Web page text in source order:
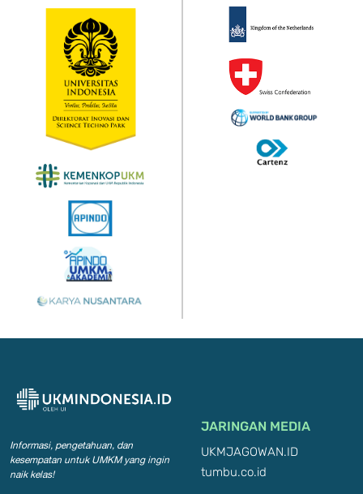
Informasi, pengetahuan, dan
kesempatan untuk UMKM yang ingin
naik kelas!
JARINGAN MEDIA
UKMJAGOWAN.ID
tumbu.co.id